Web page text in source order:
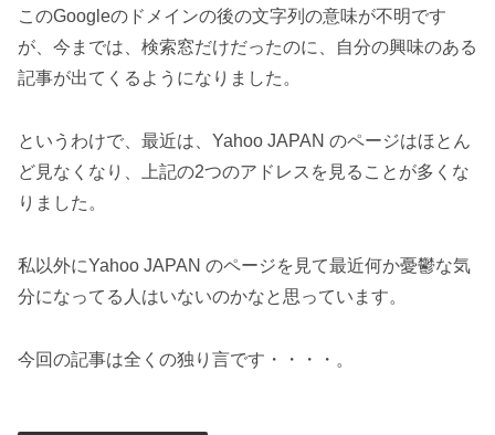
このGoogleのドメインの後の文字列の意味が不明です
が、今までは、検索窓だけだったのに、自分の興味のある
記事が出てくるようになりました。
というわけで、最近は、Yahoo JAPAN のページはほとん
ど見なくなり、上記の2つのアドレスを見ることが多くな
りました。
私以外にYahoo JAPAN のページを見て最近何か憂鬱な気
分になってる人はいないのかなと思っています。
今回の記事は全くの独り言です・・・・。